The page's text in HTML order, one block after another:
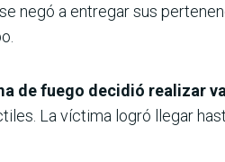
se negó a entregar sus
de fuego decidió realizar
La víctima logró llegar